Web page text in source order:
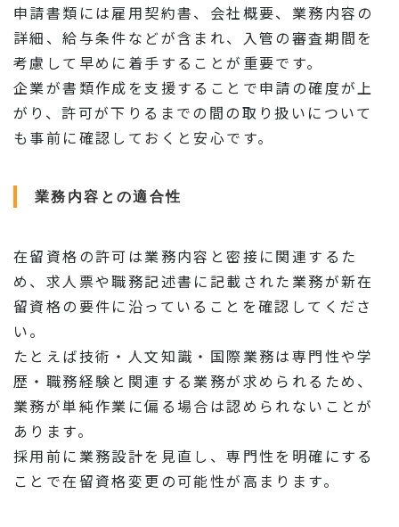
申請書類には雇用契約書、会社概要、業務内容の
詳細、給与条件などが含まれ、入管の審査期間を
考慮して早めに着手することが重要です。
企業が書類作成を支援することで申請の確度が上
がり、許可が下りるまでの間の取り扱いについて
も事前に確認しておくと安心です。
業務内容との適合性
在留資格の許可は業務内容と密接に関連するた
め、求人票や職務記述書に記載された業務が新在
留資格の要件に沿っていることを確認してくださ
い。
たとえば技術・人文知識・国際業務は専門性や学
歴・職務経験と関連する業務が求められるため、
業務が単純作業に偏る場合は認められないことが
あります。
採用前に業務設計を見直し、専門性を明確にする
ことで在留資格変更の可能性が高まります。